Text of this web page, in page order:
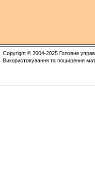
Copyright © 2004-2025 Головне
Використовування та поширення